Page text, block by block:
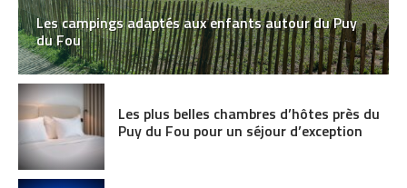
Les campings adaptés aux enfants autour du Puy
du Fou
Les plus belles chambres d’hôtes près du
Puy du Fou pour un séjour d’exception